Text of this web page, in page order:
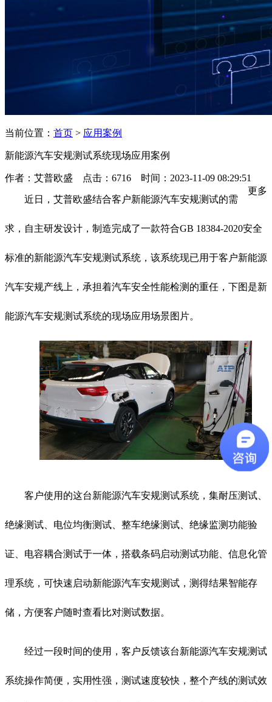
当前位置： 首页 > 应用案例
新能源汽车安规测试系统现场应用案例
作者：艾普欧盛 点击：6716 时间：2023-11-09 08:29:51
更多
近日，艾普欧盛结合客户新能源汽车安规测试的需
求，自主研发设计，制造完成了一款符合GB 18384-2020安全
标准的新能源汽车安规测试系统，该系统现已用于客户新能源
汽车安规产线上，承担着汽车安全性能检测的重任，下图是新
能源汽车安规测试系统的现场应用场景图片。
客户使用的这台新能源汽车安规测试系统，集耐压测试、
绝缘测试、电位均衡测试、整车绝缘测试、绝缘监测功能验
证、电容耦合测试于一体，搭载条码启动测试功能、信息化管
理系统，可快速启动新能源汽车安规测试，测得结果智能存
储，方便客户随时查看比对测试数据。
经过一段时间的使用，客户反馈该台新能源汽车安规测试
系统操作简便，实用性强，测试速度较快，整个产线的测试效